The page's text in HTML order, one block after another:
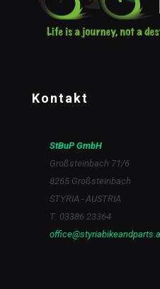
Kontakt
StBuP GmbH
Großsteinbach 71/6
8265 Großsteinbach
STYRIA - AUSTRIA
T: 03386 23364